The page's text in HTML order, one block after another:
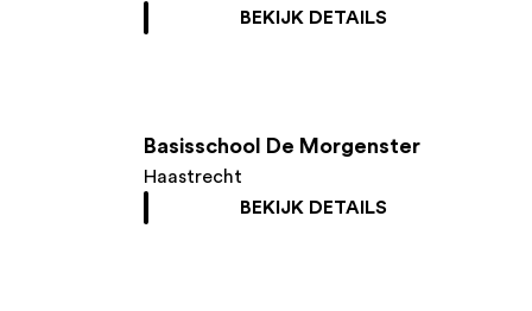
BEKIJK DETAILS
Basisschool De Morgenster
Haastrecht
BEKIJK DETAILS